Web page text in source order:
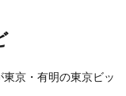
京・有明の東京ビッ